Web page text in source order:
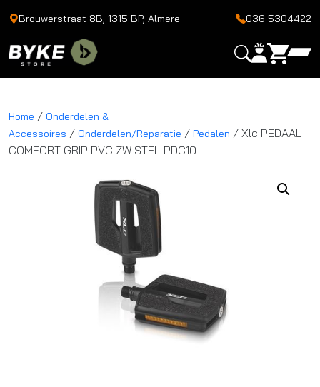
Brouwerstraat 8B, 1315 BP, Almere 036 5304422
Home / Onderdelen &
Accessoires / Onderdelen/Reparatie / Pedalen / Xlc PEDAAL
COMFORT GRIP PVC ZW STEL PDC10